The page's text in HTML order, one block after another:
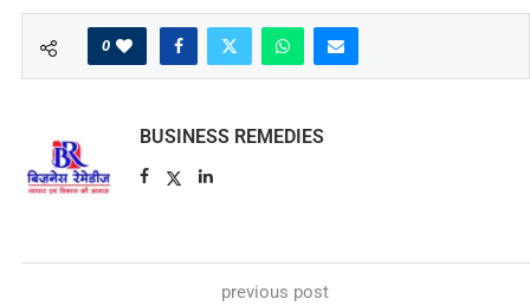
0
BUSINESS REMEDIES
previous post